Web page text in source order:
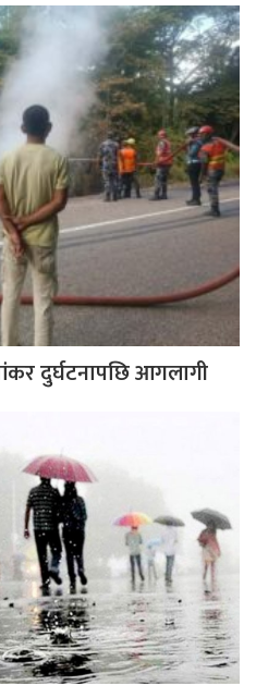
दुर्घटनापछि आगलागी